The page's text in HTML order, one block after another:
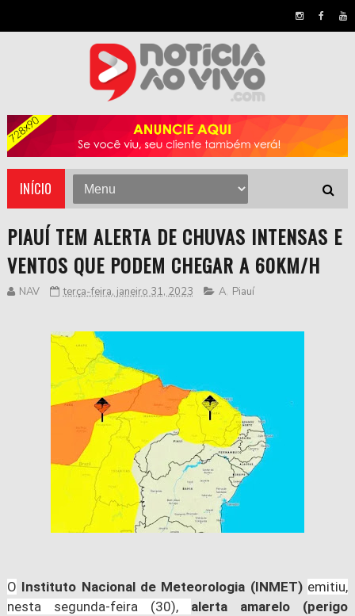
INÍCIO
PIAUÍ TEM ALERTA DE CHUVAS INTENSAS E
VENTOS QUE PODEM CHEGAR A 60KM/H
NAV terça-feira, janeiro 31, 2023 A, Piauí
O Instituto Nacional de Meteorologia (INMET) emitiu,
nesta segunda-feira (30), alerta amarelo (perigo